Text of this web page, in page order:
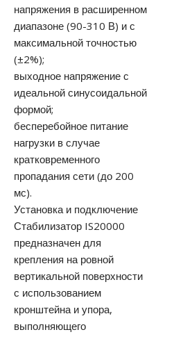
напряжения в расширенном
диапазоне (90-310 В) и с
максимальной точностью
(±2%);
выходное напряжение с
идеальной синусоидальной
формой;
бесперебойное питание
нагрузки в случае
кратковременного
пропадания сети (до 200
мс).
Установка и подключение
Стабилизатор IS20000
предназначен для
крепления на ровной
вертикальной поверхности
с использованием
кронштейна и упора,
выполняющего